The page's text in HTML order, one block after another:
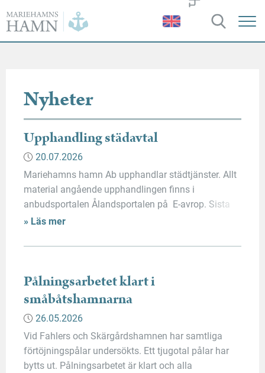
hamn
Nyheter
Upphandling städavtal
20.07.2026
Mariehamns hamn Ab upphandlar städtjänster. Allt
material angående upphandlingen finns i
anbudsportalen Ålandsportalen på E-avrop. Sista
inlämningsdag för anbud i e-avrop är 31.08.2026.
» Läs mer
Pålningsarbetet klart i
småbåtshamnarna
26.05.2026
Vid Fahlers och Skärgårdshamnen har samtliga
förtöjningspålar undersökts. Ett tjugotal pålar har
bytts ut. Pålningsarbetet är klart och alla